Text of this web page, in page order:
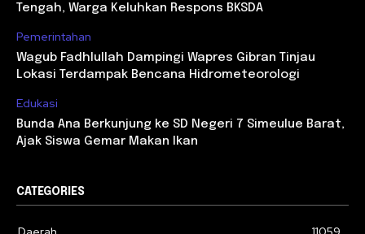
Tengah, Warga Keluhkan Respons BKSDA
Pemerintahan
Wagub Fadhlullah Dampingi Wapres Gibran Tinjau
Lokasi Terdampak Bencana Hidrometeorologi
Edukasi
Bunda Ana Berkunjung ke SD Negeri 7 Simeulue Barat,
Ajak Siswa Gemar Makan Ikan
CATEGORIES